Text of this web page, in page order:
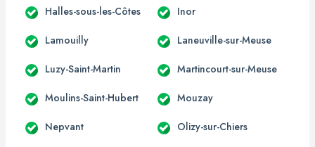
Halles-sous-les-Côtes Inor
Lamouilly Laneuville-sur-Meuse
Luzy-Saint-Martin Martincourt-sur-Meuse
Moulins-Saint-Hubert Mouzay
Nepvant Olizy-sur-Chiers